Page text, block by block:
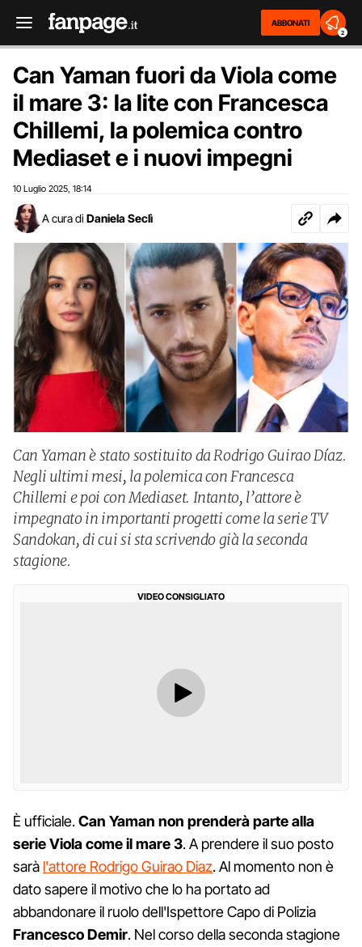
ABBONATI
2
Can Yaman fuori da Viola come
il mare 3: la lite con Francesca
Chillemi, la polemica contro
Mediaset e i nuovi impegni
10 Luglio 2025 18:14
A cura di Daniela Seclì
Can Yaman è stato sostituito da Rodrigo Guirao Díaz.
Negli ultimi mesi, la polemica con Francesca
Chillemi e poi con Mediaset. Intanto, l’attore è
impegnato in importanti progetti come la serie TV
Sandokan, di cui si sta scrivendo già la seconda
stagione.
VIDEO CONSIGLIATO
È ufficiale.Can Yaman non prenderà parte alla
serie Viola come il mare 3. A prendere il suo posto
sarà l'attore Rodrigo Guirao Diaz. Al momento non è
dato sapere il motivo che lo ha portato ad
abbandonare il ruolo dell'Ispettore Capo di Polizia
Francesco Demir. Nel corso della seconda stagione